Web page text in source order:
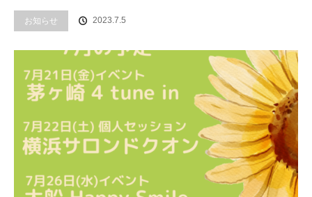
お知らせ 2023.7.5